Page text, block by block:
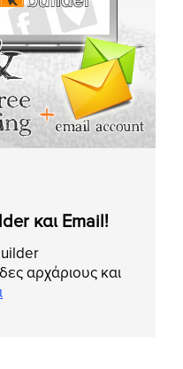
και Email!
αρχάριους και